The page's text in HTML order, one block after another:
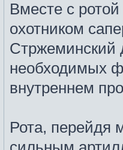
Вместе с
охотником
Стржеминский
необходимых
внутреннем
Рота, перейдя